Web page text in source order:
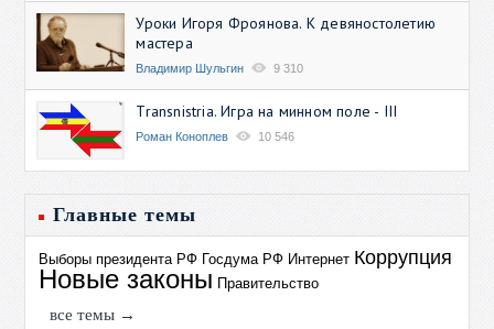
Уроки Игоря Фроянова. К девяностолетию
мастера
Владимир Шульгин 9 310
Transnistria. Игра на минном поле - III
Роман Коноплев 10 546
Главные темы
Выборы президента РФ Госдума РФ Интернет Коррупция
Новые законы Правительство
все темы →